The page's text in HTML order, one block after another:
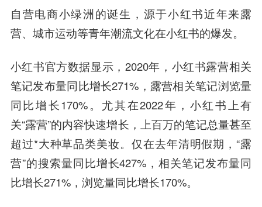
自营电商小绿洲的诞生，源于小红书近年来露
营、城市运动等青年潮流文化在小红书的爆发。
小红书官方数据显示，2020年，小红书露营相关
笔记发布量同比增长271%，露营相关笔记浏览量
同比增长170%。尤其在2022年，小红书上有
关“露营”的内容快速增长，上百万的笔记总量甚至
超过*大种草品类美妆。仅在去年清明假期，“露
营”的搜索量同比增长427%，相关笔记发布量同
比增长271%，浏览量同比增长170%。